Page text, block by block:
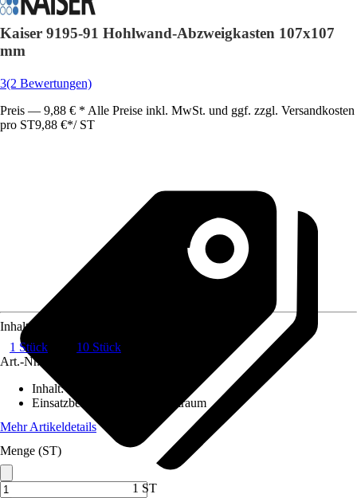
Kaiser 9195-91 Hohlwand-Abzweigkasten 107x107
mm
3(2 Bewertungen)
Preis — 9,88 € * Alle Preise inkl. MwSt. und ggf. zzgl. Versandkosten
pro ST9,88 €*/ ST
Inhalt
1 Stück
10 Stück
Art.-Nr.
Inhalt:
Einsatzbereich
Innen, Feuchtraum
Mehr Artikeldetails
Menge (ST)
1 ST